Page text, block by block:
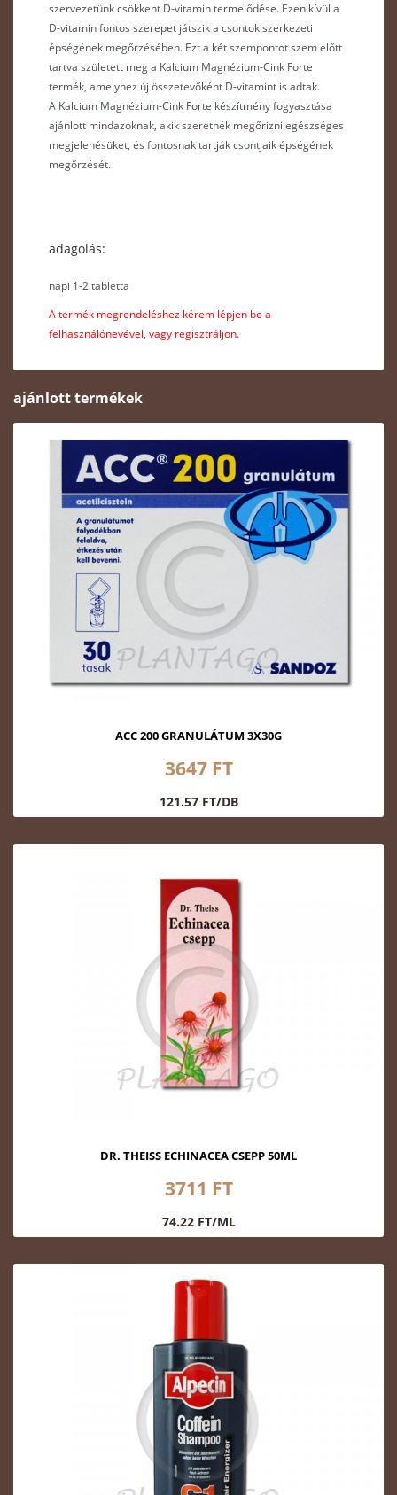
szervezetünk csökkent D-vitamin termelődése. Ezen kívül a
D-vitamin fontos szerepet játszik a csontok szerkezeti
épségének megőrzésében. Ezt a két szempontot szem előtt
tartva született meg a Kalcium Magnézium-Cink Forte
termék, amelyhez új összetevőként D-vitamint is adtak.
A Kalcium Magnézium-Cink Forte készítmény fogyasztása
ajánlott mindazoknak, akik szeretnék megőrizni egészséges
megjelenésüket, és fontosnak tartják csontjaik épségének
megőrzését.
adagolás:
napi 1-2 tabletta
A termék megrendeléshez kérem lépjen be a
felhasználónevével, vagy regisztráljon.
ajánlott termékek
ACC 200 GRANULÁTUM 3X30G
3647 FT
121.57 FT/DB
DR. THEISS ECHINACEA CSEPP 50ML
3711 FT
74.22 FT/ML